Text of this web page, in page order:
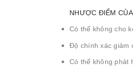
NHƯỢC ĐIỂM
Có thể không cho
Độ chính xác giảm
Có thể không phát